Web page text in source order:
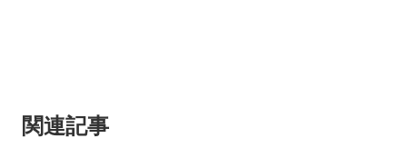
関連記事